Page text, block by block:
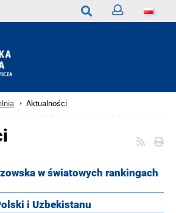
Aktualności
w światowych rankingach
i Uzbekistanu